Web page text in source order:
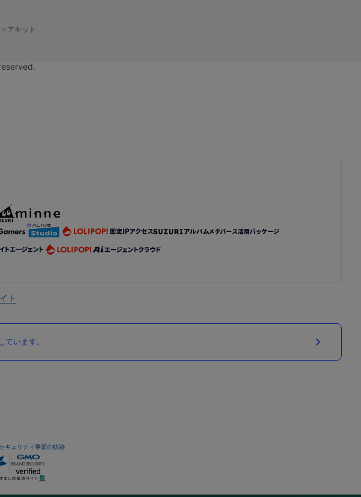
アキット
ト
います。
キュリティ事業の軌跡